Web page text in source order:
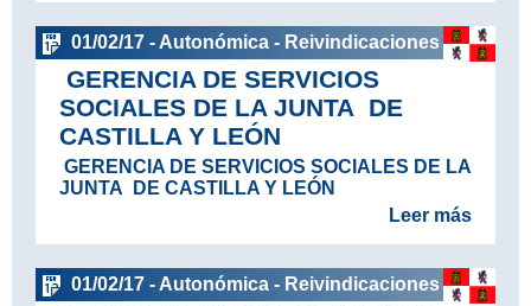
01/02/17 - Autonómica - Reivindicaciones
GERENCIA DE SERVICIOS
SOCIALES DE LA JUNTA DE
CASTILLA Y LEÓN
GERENCIA DE SERVICIOS SOCIALES DE LA
JUNTA DE CASTILLA Y LEÓN
Leer más
01/02/17 - Autonómica - Reivindicaciones